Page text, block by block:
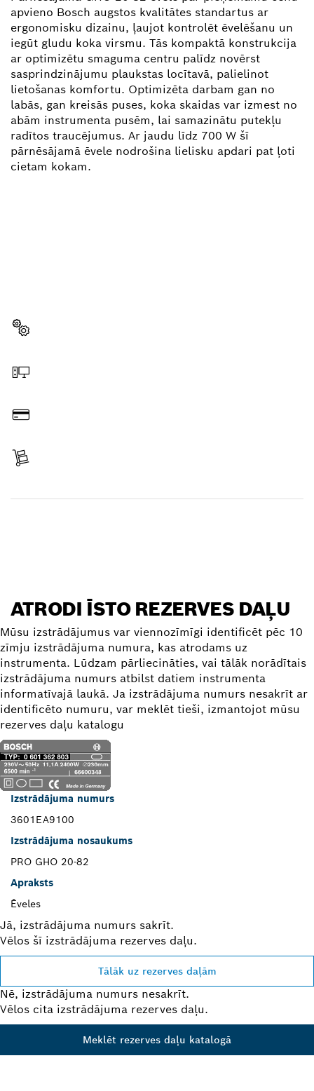
apvieno Bosch augstos kvalitātes standartus ar
ergonomisku dizainu, ļaujot kontrolēt ēvelēšanu un
iegūt gludu koka virsmu. Tās kompaktā konstrukcija
ar optimizētu smaguma centru palīdz novērst
sasprindzinājumu plaukstas locītavā, palielinot
lietošanas komfortu. Optimizēta darbam gan no
labās, gan kreisās puses, koka skaidas var izmest no
abām instrumenta pusēm, lai samazinātu putekļu
radītos traucējumus. Ar jaudu līdz 700 W šī
pārnēsājamā ēvele nodrošina lielisku apdari pat ļoti
cietam kokam.
ATRODI ĪSTO REZERVES DAĻU
Mūsu izstrādājumus var viennozīmīgi identificēt pēc 10
zīmju izstrādājuma numura, kas atrodams uz
instrumenta. Lūdzam pārliecināties, vai tālāk norādītais
izstrādājuma numurs atbilst datiem instrumenta
informatīvajā laukā. Ja izstrādājuma numurs nesakrīt ar
identificēto numuru, var meklēt tieši, izmantojot mūsu
rezerves daļu katalogu
Izstrādājuma numurs
3601EA9100
Izstrādājuma nosaukums
PRO GHO 20-82
Apraksts
Ēveles
Jā, izstrādājuma numurs sakrīt.
Vēlos šī izstrādājuma rezerves daļu.
Tālāk uz rezerves daļām
Nē, izstrādājuma numurs nesakrīt.
Vēlos cita izstrādājuma rezerves daļu.
Meklēt rezerves daļu katalogā